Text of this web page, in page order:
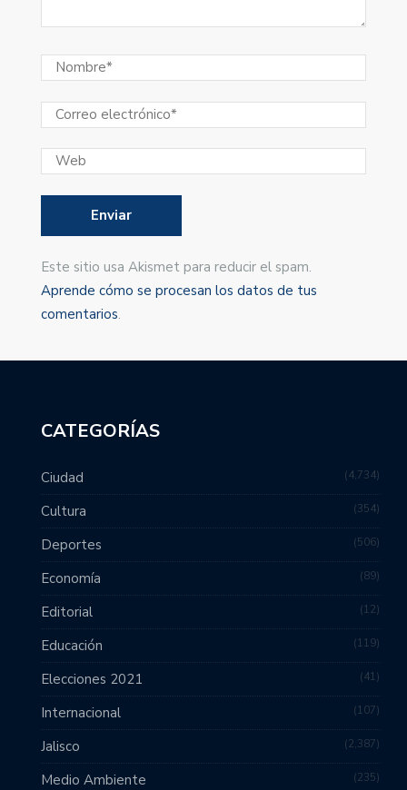
Este sitio usa Akismet para reducir el spam.
Aprende cómo se procesan los datos de tus
comentarios.
CATEGORÍAS
Ciudad 4,734
Cultura 354
Deportes 506
Economía 89
Editorial 12
Educación 119
Elecciones 2021 41
Internacional 107
Jalisco 2,387
Medio Ambiente 235